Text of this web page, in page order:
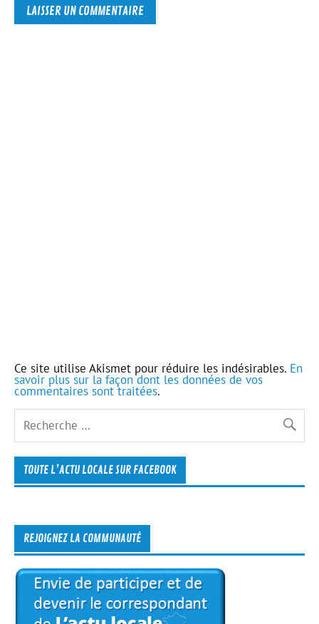
Ce site utilise Akismet pour réduire les indésirables. En
savoir plus sur la façon dont les données de vos
commentaires sont traitées.
TOUTE L’ACTU LOCALE SUR FACEBOOK
REJOIGNEZ LA COMMUNAUTÉ